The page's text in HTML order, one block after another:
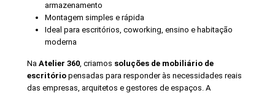
armazenamento
Montagem simples e rápida
Ideal para escritórios, coworking, ensino e habitação
moderna
Na Atelier 360, criamos soluções de mobiliário de
escritóriopensadas para responder às necessidades reais
das empresas, arquitetos e gestores de espaços. A